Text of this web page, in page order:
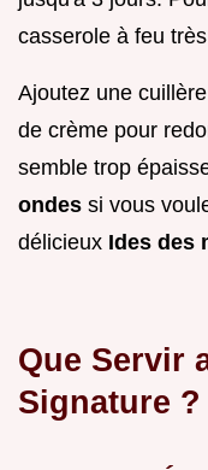
casserole à feu
Ajoutez une
de crème pour
semble trop
ondes si vous
délicieux Ides des
Que Servir
Signature ?